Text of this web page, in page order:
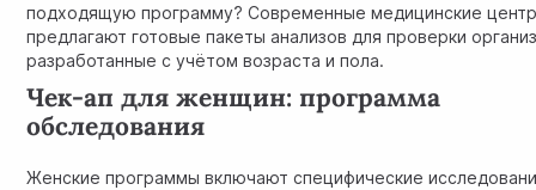
подходящую программу? Современные медицинские
предлагают готовые пакеты анализов для проверки
разработанные с учётом возраста и пола.
Чек-ап для женщин: программа
обследования
Женские программы включают специфические